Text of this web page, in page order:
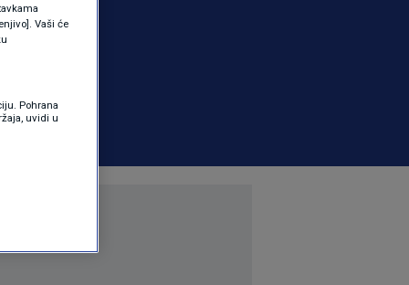
Vaši će
Pohrana
uvidi u